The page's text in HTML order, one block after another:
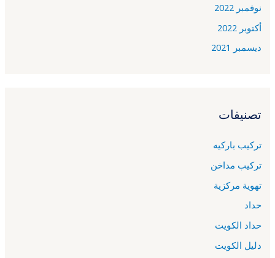
نوفمبر 2022
أكتوبر 2022
ديسمبر 2021
تصنيفات
تركيب باركيه
تركيب مداخن
تهوية مركزية
حداد
حداد الكويت
دليل الكويت